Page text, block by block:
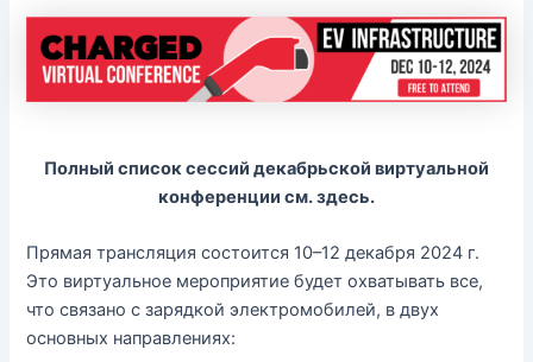
Полный список сессий декабрьской виртуальной
конференции см. здесь.
Прямая трансляция состоится 10–12 декабря 2024 г.
Это виртуальное мероприятие будет охватывать все,
что связано с зарядкой электромобилей, в двух
основных направлениях: